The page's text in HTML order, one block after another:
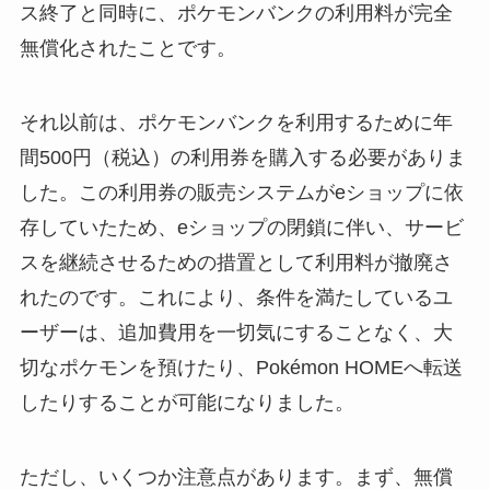
ス終了と同時に、ポケモンバンクの利用料が完全
無償化されたことです。
それ以前は、ポケモンバンクを利用するために年
間500円（税込）の利用券を購入する必要がありま
した。この利用券の販売システムがeショップに依
存していたため、eショップの閉鎖に伴い、サービ
スを継続させるための措置として利用料が撤廃さ
れたのです。これにより、条件を満たしているユ
ーザーは、追加費用を一切気にすることなく、大
切なポケモンを預けたり、Pokémon HOMEへ転送
したりすることが可能になりました。
ただし、いくつか注意点があります。まず、無償